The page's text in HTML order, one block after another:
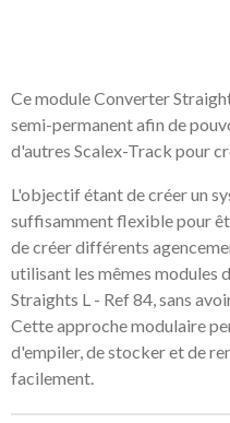
Ce module Converter
semi-permanent afin de
d'autres Scalex-Track pour
L'objectif étant de créer un
suffisamment flexible pour
de créer différents
utilisant les mêmes modules
Straights L - Ref 84, sans
Cette approche modulaire
d'empiler, de stocker et de
facilement.